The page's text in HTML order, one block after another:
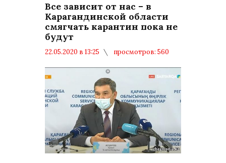
Все зависит от нас – в
Карагандинской области
смягчать карантин пока не
будут
22.05.2020 в 13:25
просмотров: 560